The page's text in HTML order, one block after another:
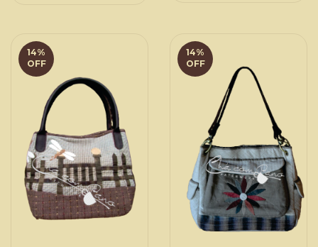
14%
OFF
14%
OFF